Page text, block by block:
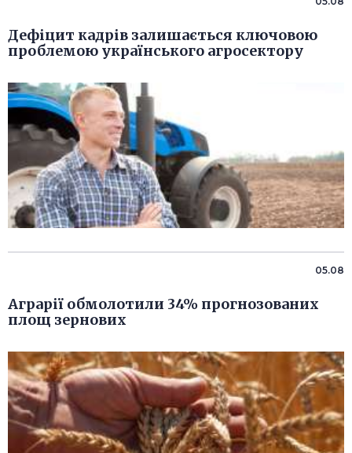
Дефіцит кадрів залишається ключовою
проблемою українського агросектору
05.08
Аграрії обмолотили 34% прогнозованих
площ зернових